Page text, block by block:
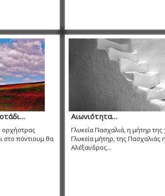
ορχήστρας
στο πόντιουμ θα
Αιωνιότητα…
Γλυκεία Πασχαλιά, η μήτηρ της
Γλυκεία μήτηρ, της Πασχαλιάς
Αλέξανδρος...